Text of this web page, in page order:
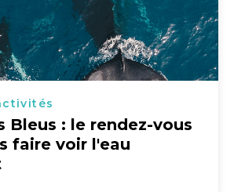
Bleus : le rendez-vous
faire voir l'eau